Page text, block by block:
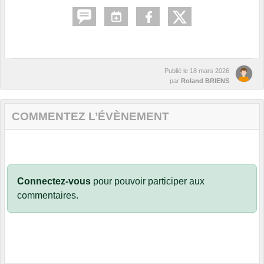
Publié le 18 mars 2026
par Roland BRIENS
COMMENTEZ L’ÉVÈNEMENT
Connectez-vous pour pouvoir participer aux
commentaires.